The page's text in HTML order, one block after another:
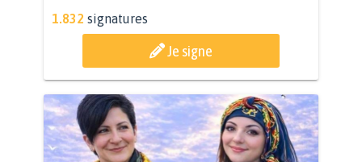
1.832 signatures
Je signe